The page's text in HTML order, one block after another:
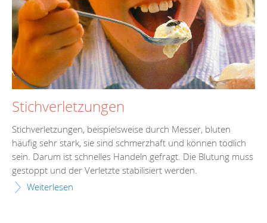
Stichverletzungen
Stichverletzungen, beispielsweise durch Messer, bluten
häufig sehr stark, sie sind schmerzhaft und können tödlich
sein. Darum ist schnelles Handeln gefragt. Die Blutung muss
gestoppt und der Verletzte stabilisiert werden.
Weiterlesen